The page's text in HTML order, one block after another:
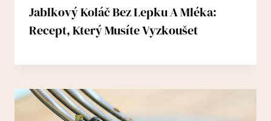
Jablkový Koláč Bez Lepku A Mléka:
Recept, Který Musíte Vyzkoušet